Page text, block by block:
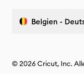
Belgien -
© 2026 Cricut, Inc.